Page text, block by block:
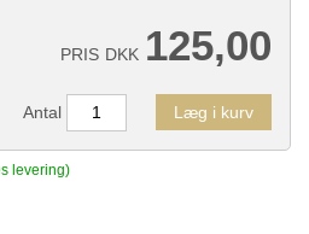
PRIS DKK 125,00
Antal Læg i kurv
levering)